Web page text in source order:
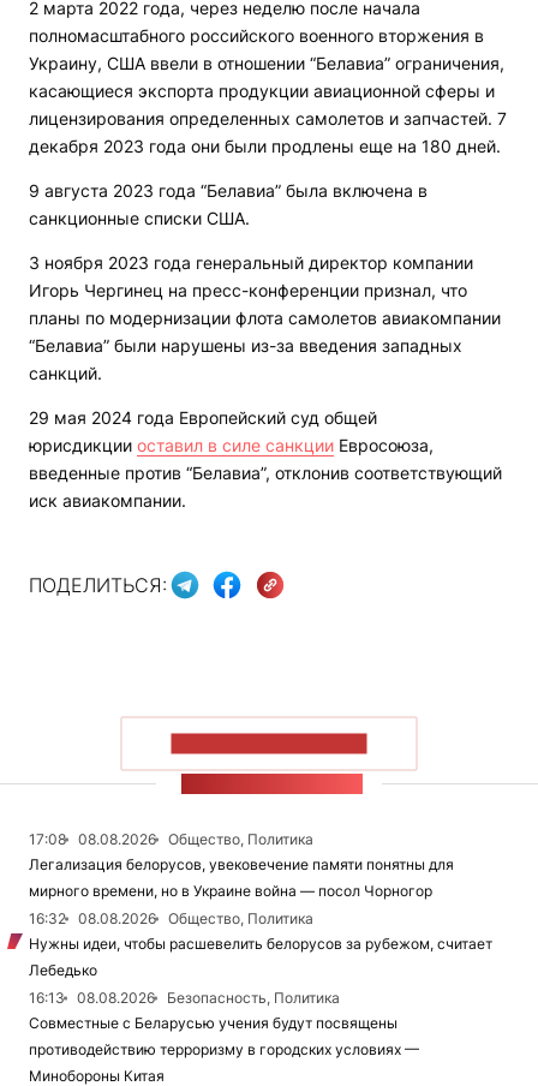
2 марта 2022 года, через неделю после начала
полномасштабного российского военного вторжения в
Украину, США ввели в отношении “Белавиа” ограничения,
касающиеся экспорта продукции авиационной сферы и
лицензирования определенных самолетов и запчастей. 7
декабря 2023 года они были продлены еще на 180 дней.
9 августа 2023 года “Белавиа” была включена в
санкционные списки США.
3 ноября 2023 года генеральный директор компании
Игорь Чергинец на пресс-конференции признал, что
планы по модернизации флота самолетов авиакомпании
“Белавиа” были нарушены из-за введения западных
санкций.
29 мая 2024 года Европейский суд общей
юрисдикции оставил в силе санкции Евросоюза,
введенные против “Белавиа”, отклонив соответствующий
иск авиакомпании.
ПОДЕЛИТЬСЯ:
17:08 08.08.2026
Общество, Политика
Легализация белорусов, увековечение памяти понятны для
мирного времени, но в Украине война — посол Чорногор
16:32
08.08.2026
Общество, Политика
Нужны идеи, чтобы расшевелить белорусов за рубежом, считает
Лебедько
16:13
08.08.2026
Безопасность, Политика
Совместные с Беларусью учения будут посвящены
противодействию терроризму в городских условиях —
Минобороны Китая